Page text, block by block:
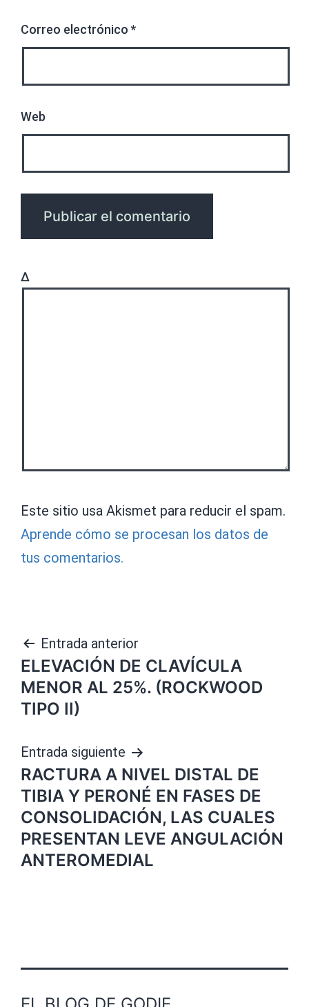
Correo electrónico *
Web
Δ
Este sitio usa Akismet para reducir el spam.
Aprende cómo se procesan los datos de
tus comentarios.
Navegación
de
entradas
Entrada anterior
ELEVACIÓN DE CLAVÍCULA
MENOR AL 25%. (ROCKWOOD
TIPO II)
Entrada siguiente
RACTURA A NIVEL DISTAL DE
TIBIA Y PERONÉ EN FASES DE
CONSOLIDACIÓN, LAS CUALES
PRESENTAN LEVE ANGULACIÓN
ANTEROMEDIAL